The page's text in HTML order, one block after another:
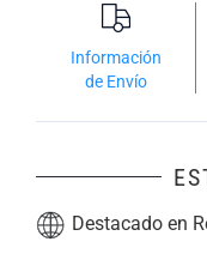
Información
de Envío
Destacado en